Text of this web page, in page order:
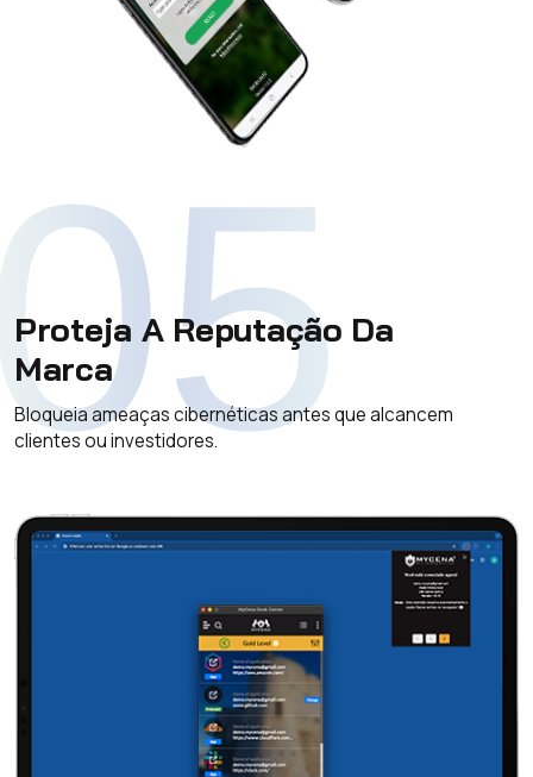
Proteja A Reputação Da
Marca
Bloqueia ameaças cibernéticas antes que alcancem
clientes ou investidores.